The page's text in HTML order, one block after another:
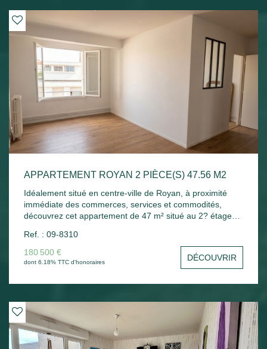
place. Loyer actuel hors charges : 544 € par mois. Une
belle opportunité d'investissement sur le secteur
royannais.
APPARTEMENT ROYAN 2 PIÈCE(S) 47.56 M2
Idéalement situé en centre-ville de Royan, à proximité
immédiate des commerces, services et commodités,
découvrez cet appartement de 47 m² situé au 2? étage
compose d'une entrée desservant un séjour lumineux,
une cuisine indépendante, une chambre, une salle d'eau
ainsi qu'un WC séparé Son emplacement privilégié
permet de profiter pleinement de la vie royannaise, avec
les commerces, le marché et les plages accessibles à
pied-à-terre sur la côte ou un investissement locatif, cet
appartement offre un beau potentiel. À visiter sans tarder
!
Ref. : 09-8310
180 500 €
dont 6.18% TTC d'honoraires DÉCOUVRIR